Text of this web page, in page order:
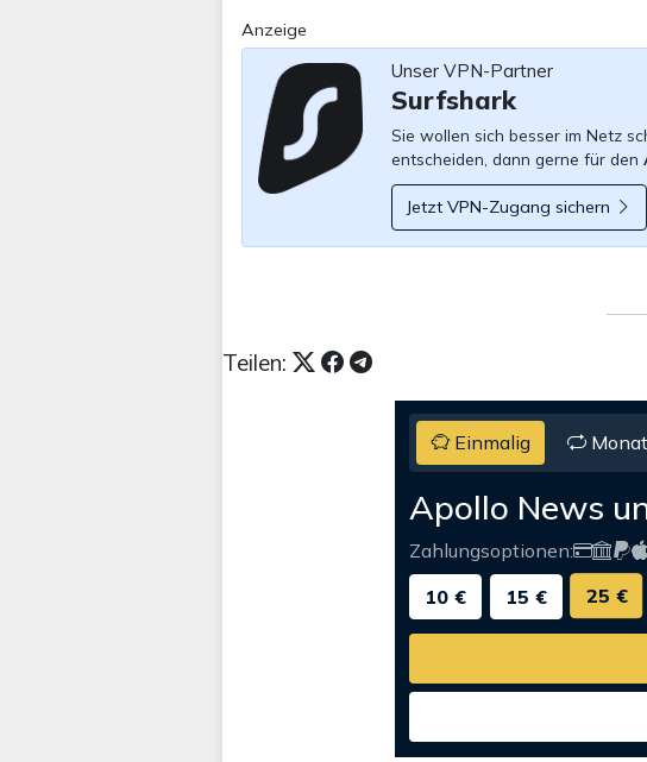
Anzeige
Unser VPN-Partner
Surfshark
Sie wollen sich besser im Netz
entscheiden, dann gerne für den
Jetzt VPN-Zugang sichern
Teilen:
Einmalig
Apollo News
Zahlungsoptionen:
10 €
15 € 25 €